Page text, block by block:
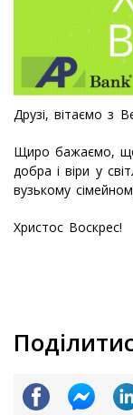
Друзі, вітаємо з
Щиро бажаємо,
добра і віри у
вузькому
Христос Воскрес!